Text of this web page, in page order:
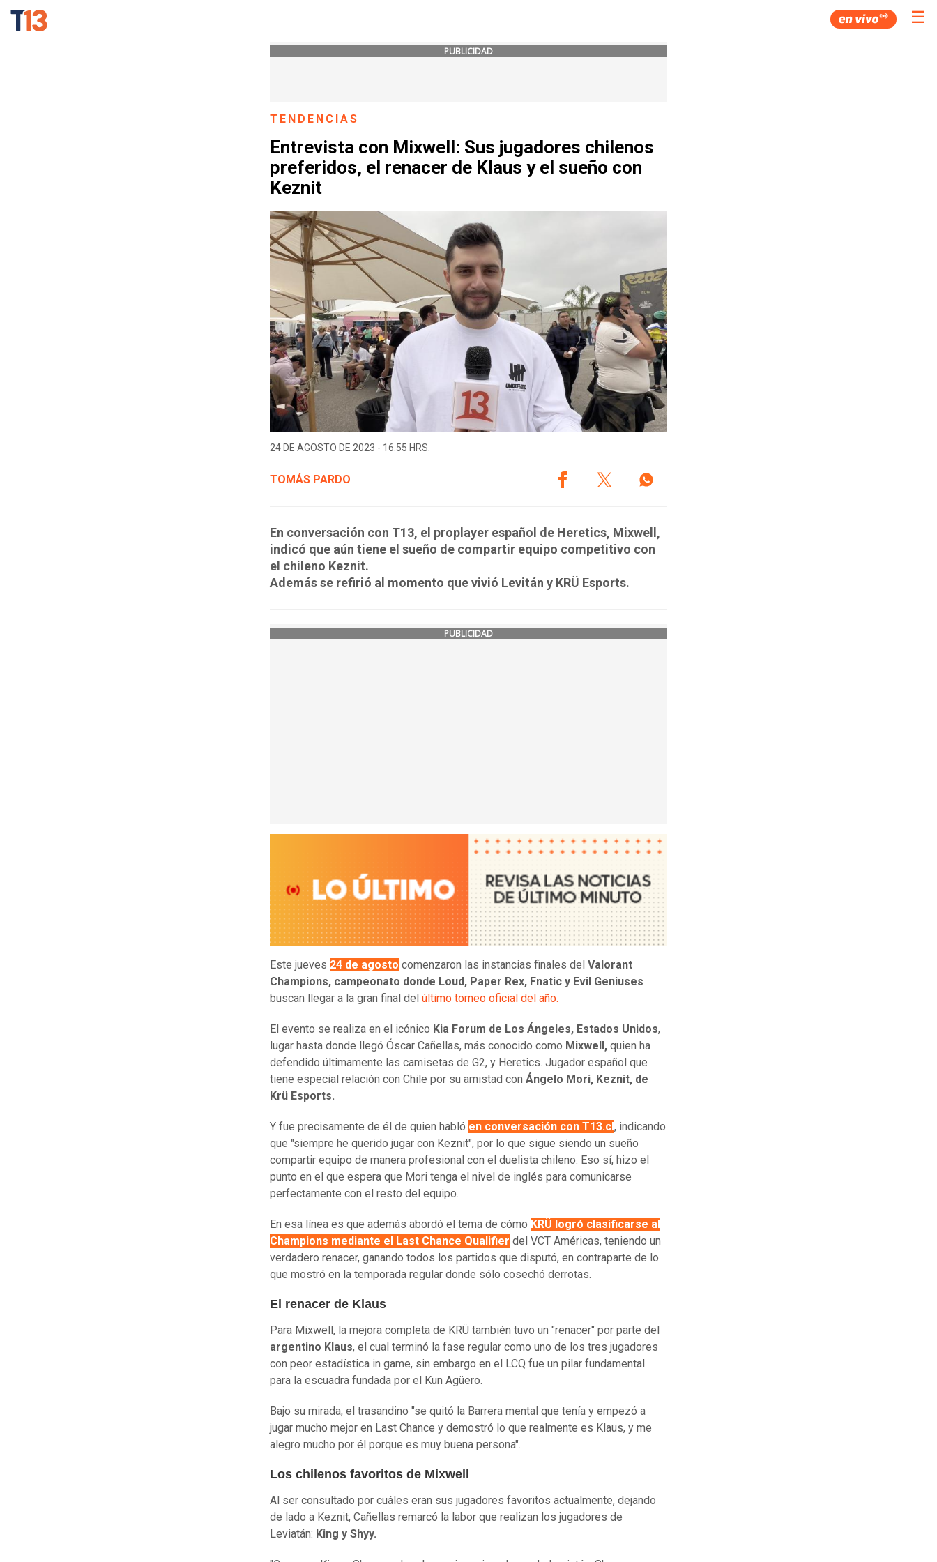
☰
PUBLICIDAD
TENDENCIAS
Entrevista con Mixwell: Sus jugadores chilenos
preferidos, el renacer de Klaus y el sueño con
Keznit
24 DE AGOSTO DE 2023 - 16:55 HRS.
TOMÁS PARDO
En conversación con T13, el proplayer español de Heretics, Mixwell,
indicó que aún tiene el sueño de compartir equipo competitivo con
el chileno Keznit.
Además se refirió al momento que vivió Levitán y KRÜ Esports.
PUBLICIDAD
Este jueves 24 de agosto comenzaron las instancias finales del Valorant
Champions, campeonato donde Loud, Paper Rex, Fnatic y Evil Geniuses
buscan llegar a la gran final del último torneo oficial del año.
El evento se realiza en el icónico Kia Forum de Los Ángeles, Estados Unidos,
lugar hasta donde llegó Óscar Cañellas, más conocido como Mixwell, quien ha
defendido últimamente las camisetas de G2, y Heretics. Jugador español que
tiene especial relación con Chile por su amistad con Ángelo Mori, Keznit, de
Krü Esports.
Y fue precisamente de él de quien habló en conversación con T13.cl , indicando
que "siempre he querido jugar con Keznit", por lo que sigue siendo un sueño
compartir equipo de manera profesional con el duelista chileno. Eso sí, hizo el
punto en el que espera que Mori tenga el nivel de inglés para comunicarse
perfectamente con el resto del equipo.
En esa línea es que además abordó el tema de cómo KRÜ logró clasificarse al
Champions mediante el Last Chance Qualifier del VCT Américas, teniendo un
verdadero renacer, ganando todos los partidos que disputó, en contraparte de lo
que mostró en la temporada regular donde sólo cosechó derrotas.
El renacer de Klaus
Para Mixwell, la mejora completa de KRÜ también tuvo un "renacer" por parte del
argentino Klaus, el cual terminó la fase regular como uno de los tres jugadores
con peor estadística in game, sin embargo en el LCQ fue un pilar fundamental
para la escuadra fundada por el Kun Agüero.
Bajo su mirada, el trasandino "se quitó la Barrera mental que tenía y empezó a
jugar mucho mejor en Last Chance y demostró lo que realmente es Klaus, y me
alegro mucho por él porque es muy buena persona".
Los chilenos favoritos de Mixwell
Al ser consultado por cuáles eran sus jugadores favoritos actualmente, dejando
de lado a Keznit, Cañellas remarcó la labor que realizan los jugadores de
Leviatán: King y Shyy.